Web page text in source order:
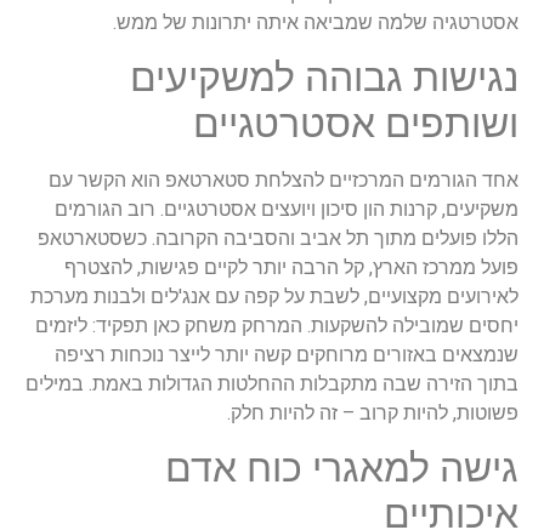
אסטרטגיה שלמה שמביאה איתה יתרונות של ממש.
נגישות גבוהה למשקיעים
ושותפים אסטרטגיים
אחד הגורמים המרכזיים להצלחת סטארטאפ הוא הקשר עם
משקיעים, קרנות הון סיכון ויועצים אסטרטגיים. רוב הגורמים
הללו פועלים מתוך תל אביב והסביבה הקרובה. כשסטארטאפ
פועל ממרכז הארץ, קל הרבה יותר לקיים פגישות, להצטרף
לאירועים מקצועיים, לשבת על קפה עם אנג'לים ולבנות מערכת
יחסים שמובילה להשקעות. המרחק משחק כאן תפקיד: ליזמים
שנמצאים באזורים מרוחקים קשה יותר לייצר נוכחות רציפה
בתוך הזירה שבה מתקבלות ההחלטות הגדולות באמת. במילים
פשוטות, להיות קרוב – זה להיות חלק.
גישה למאגרי כוח אדם
איכותיים